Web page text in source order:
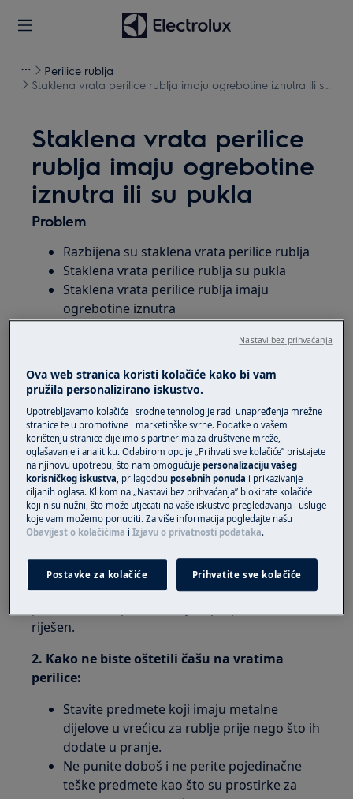
Perilice rublja
Staklena vrata perilice rublja imaju ogrebotine iznutra ili su
Staklena vrata perilice
rublja imaju ogrebotine
iznutra ili su pukla
Problem
Razbijena su staklena vrata perilice rublja
Staklena vrata perilice rublja su pukla
Staklena vrata perilice rublja imaju
ogrebotine iznutra
Perilica rublja s prednjim punjenjem
(integrirana i samostalna)
Sušilica rublja
Rješenje
1. Obratite se ovlaštenom servisnom centru.
U slučaju razbijenih / napuknutih staklenih vrata
perilice rublja, preporučujemo da zatražite
posjet servisera.
Upozorenje:Ne preporučujemo upotrebu
riješen.
2. Kako ne biste oštetili čašu na vratima
perilice:
Stavite predmete koji imaju metalne
dijelove u vrećicu za rublje prije nego što ih
dodate u pranje.
Ne punite doboš i ne perite pojedinačne
teške predmete kao što su prostirke za
Ova web stranica koristi kolačiće kako bi vam
pružila personalizirano iskustvo.
Upotrebljavamo kolačiće i srodne tehnologije radi unapređenja mrežne
stranice te u promotivne i marketinške svrhe. Podatke o vašem
korištenju stranice dijelimo s partnerima za društvene mreže,
oglašavanje i analitiku. Odabirom opcije „Prihvati sve kolačiće” pristajete
na njihovu upotrebu, što nam omogućujepersonalizaciju vašeg
korisničkog iskustva, prilagodbuposebnih ponuda i prikazivanje
ciljanih oglasa. Klikom na „Nastavi bez prihvaćanja” blokirate kolačiće
koji nisu nužni, što može utjecati na vaše iskustvo pregledavanja i usluge
koje vam možemo ponuditi. Za više informacija pogledajte našu
Obavijest o kolačićima iIzjavu o privatnosti podataka.
Postavke za kolačiće Prihvatite sve kolačiće
Nastavi bez prihvaćanja